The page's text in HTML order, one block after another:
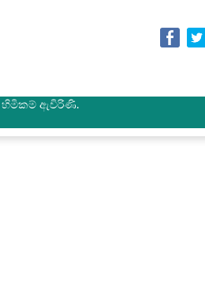
හිමිකම් ඇවිරිණි.